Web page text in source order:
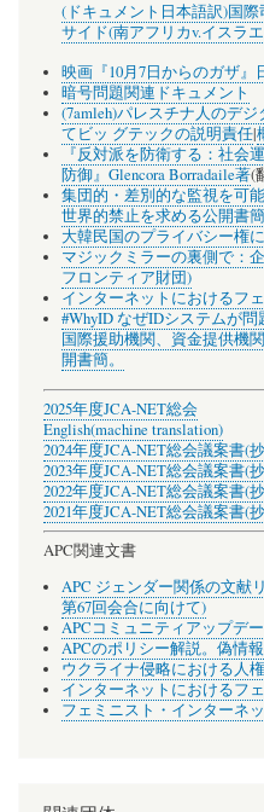
(ドキュメント日本語訳)国
サイド(南アフリカv.イスラ
映画『10月7日からのガザ』
暗号問題関連ドキュメント
(7amleh)パレスチナ人のデ
てビッ グテックの説明責任|
『反対派を防衛する：社会
防御』Glencora Borradaile著(
集団的・差別的な監視を可
世界的禁止を求める公開書簡
大韓民国のプライバシー権
マジックミラーの裏側で：
フロンティア財団)
インターネットにおけるフ
#WhyID なぜIDシステムが問
国際援助機関、資金提供機
開書簡。
2025年度JCA-NET総会
English(machine translation)
2024年度JCA-NET総会議案書(
2023年度JCA-NET総会議案書(
2022年度JCA-NET総会議案書(
2021年度JCA-NET総会議案書(
APC関連文書
APC ジェンダー関係の文献
第67回会合に向けて)
APCコミュニティアップデー
APCのポリシー解説。偽情
ウクライナ侵略における人
インターネットにおけるフ
フェミニスト・インターネ